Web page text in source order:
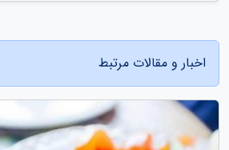
اخبار و مقالات مرتبط